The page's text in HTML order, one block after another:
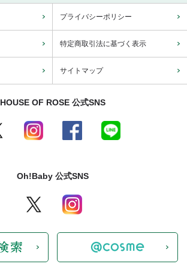
プライバシーポリシー
特定商取引法に基づく表示
サイトマップ
HOUSE OF ROSE 公式SNS
Oh!Baby 公式SNS